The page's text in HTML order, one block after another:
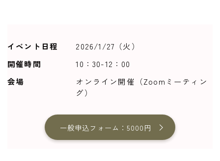
イベント日程
2026/1/27（火）
開催時間
10：30-12：00
会場
オンライン開催（Zoomミーティン
グ）
一般申込フォーム：5000円